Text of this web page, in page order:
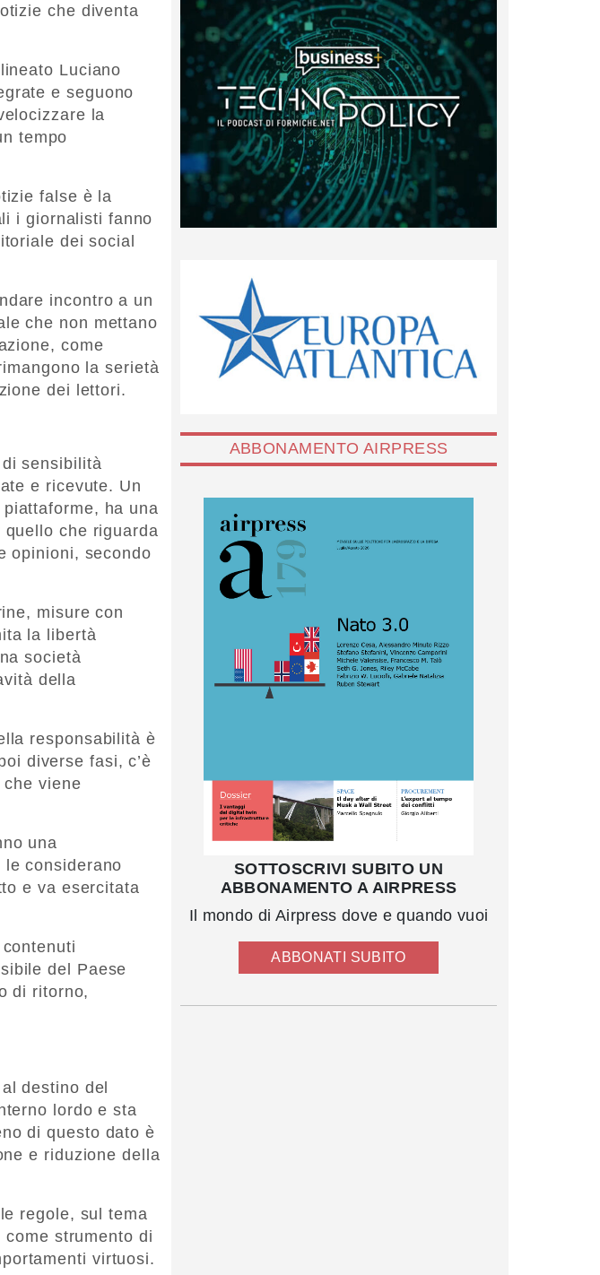
che diventa
Luciano
e seguono
la
tempo
false è la
i giornalisti fanno
dei social
incontro a un
che non mettano
come
la serietà
dei lettori.
sensibilità
e ricevute. Un
ha una
che riguarda
opinioni, secondo
misure con
la libertà
società
della
responsabilità è
diverse fasi, c’è
viene
una
considerano
e va esercitata
del Paese
di ritorno,
destino del
lordo e sta
di questo dato è
e riduzione della
regole, sul tema
strumento di
virtuosi.
ABBONAMENTO AIRPRESS
SOTTOSCRIVI SUBITO UN
ABBONAMENTO A AIRPRESS
Il mondo di Airpress dove e quando vuoi
ABBONATI SUBITO